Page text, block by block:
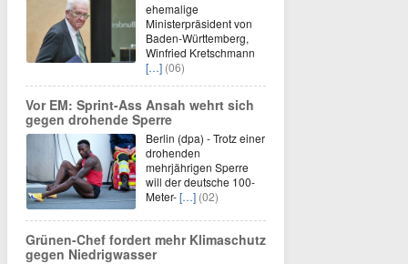
ehemalige
Ministerpräsident von
Baden-Württemberg,
Winfried Kretschmann
[…] (06)
Vor EM: Sprint-Ass Ansah wehrt sich
gegen drohende Sperre
Berlin (dpa) - Trotz einer
drohenden
mehrjährigen Sperre
will der deutsche 100-
Meter-[…] (02)
Grünen-Chef fordert mehr Klimaschutz
gegen Niedrigwasser